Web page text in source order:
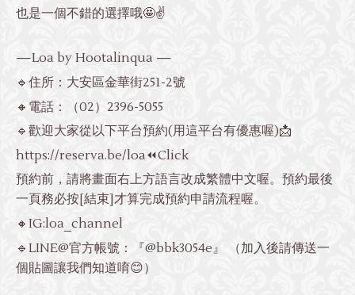
也是一個不錯的選擇哦🤩✌️
—Loa by Hootalinqua —
🔹住所：大安區金華街251-2號
🔸電話：
（02）2396-5055
🔹歡迎大家從以下平台預約(用這平台有優惠喔)📩
https://reserva.be/loa⏪Click
預約前，請將畫面右上方語言改成繁體中文喔。預約最後
一頁務必按[結束]才算完成預約申請流程喔。
🔸IG:loa_channel
🔹LINE@官方帳號：『@bbk3054e』 （加入後請傳送一
個貼圖讓我們知道唷😊）